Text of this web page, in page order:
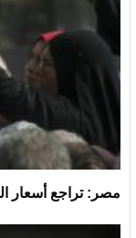
مصر: تراجع أسعار